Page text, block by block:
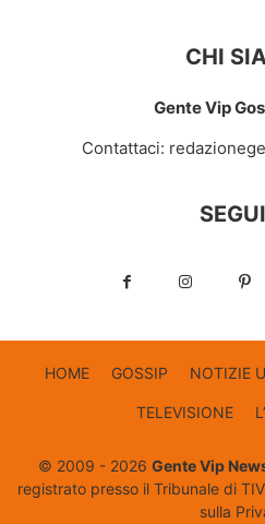
CHI
Gente Vip
Contattaci:
HOME GOSSIP NOTIZIE
TELEVISIONE
© 2009 - 2026 Gente Vip
registrato presso il Tribunale di
sulla